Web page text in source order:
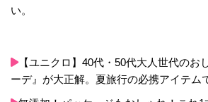
い。
【ユニクロ】40代・50代大人世代のお
ーデ』が大正解。夏旅行の必携アイテム